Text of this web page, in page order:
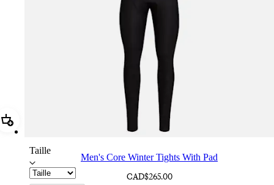
Ajouter Men's Core Winter Tights With Pad
Taille
Men's Core Winter Tights With Pad
CAD$265.00